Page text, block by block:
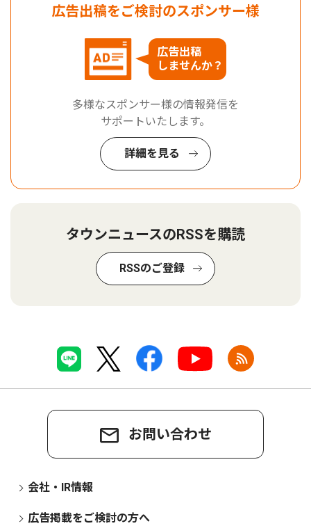
広告出稿をご検討のスポンサー様
広告出稿
しませんか？
多様なスポンサー様の情報発信を
サポートいたします。
詳細を見る
タウンニュースのRSSを購読
RSSのご登録
お問い合わせ
会社・IR情報
広告掲載をご検討の方へ